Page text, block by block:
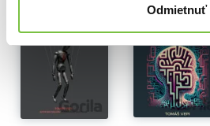
Odmietnuť